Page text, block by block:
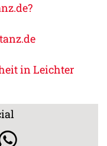
in Leichter